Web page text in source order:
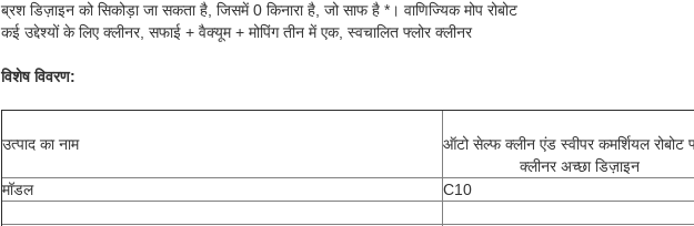
ब्रश डिज़ाइन को सिकोड़ा जा सकता है, जिसमें 0 किनारा है, जो साफ है *। वाणिज्यिक मोप रोबोट
कई उद्देश्यों के लिए क्लीनर, सफाई + वैक्यूम + मोपिंग तीन में एक, स्वचालित फ्लोर क्लीनर
विशेष विवरण:
उत्पाद का नाम
ऑटो सेल्फ क्लीन एंड स्वीपर कमर्शियल रोबोट
क्लीनर अच्छा डिज़ाइन
मॉडल
C10